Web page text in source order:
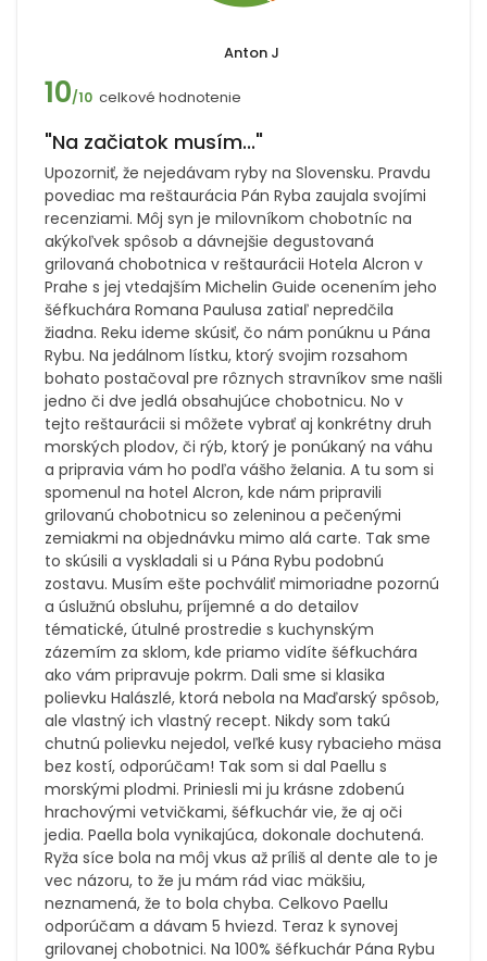
Anton J
10/10 celkové hodnotenie
"Na začiatok musím..."
Upozorniť, že nejedávam ryby na Slovensku. Pravdu
povediac ma reštaurácia Pán Ryba zaujala svojími
recenziami. Môj syn je milovníkom chobotníc na
akýkoľvek spôsob a dávnejšie degustovaná
grilovaná chobotnica v reštaurácii Hotela Alcron v
Prahe s jej vtedajším Michelin Guide ocenením jeho
šéfkuchára Romana Paulusa zatiaľ nepredčila
žiadna. Reku ideme skúsiť, čo nám ponúknu u Pána
Rybu. Na jedálnom lístku, ktorý svojim rozsahom
bohato postačoval pre rôznych stravníkov sme našli
jedno či dve jedlá obsahujúce chobotnicu. No v
tejto reštaurácii si môžete vybrať aj konkrétny druh
morských plodov, či rýb, ktorý je ponúkaný na váhu
a pripravia vám ho podľa vášho želania. A tu som si
spomenul na hotel Alcron, kde nám pripravili
grilovanú chobotnicu so zeleninou a pečenými
zemiakmi na objednávku mimo alá carte. Tak sme
to skúsili a vyskladali si u Pána Rybu podobnú
zostavu. Musím ešte pochváliť mimoriadne pozornú
a úslužnú obsluhu, príjemné a do detailov
tématické, útulné prostredie s kuchynským
zázemím za sklom, kde priamo vidíte šéfkuchára
ako vám pripravuje pokrm. Dali sme si klasika
polievku Halászlé, ktorá nebola na Maďarský spôsob,
ale vlastný ich vlastný recept. Nikdy som takú
chutnú polievku nejedol, veľké kusy rybacieho mäsa
bez kostí, odporúčam! Tak som si dal Paellu s
morskými plodmi. Priniesli mi ju krásne zdobenú
hrachovými vetvičkami, šéfkuchár vie, že aj oči
jedia. Paella bola vynikajúca, dokonale dochutená.
Ryža síce bola na môj vkus až príliš al dente ale to je
vec názoru, to že ju mám rád viac mäkšiu,
neznamená, že to bola chyba. Celkovo Paellu
odporúčam a dávam 5 hviezd. Teraz k synovej
grilovanej chobotnici. Na 100% šéfkuchár Pána Rybu